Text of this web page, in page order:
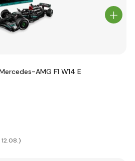
AMG F1 W14 E